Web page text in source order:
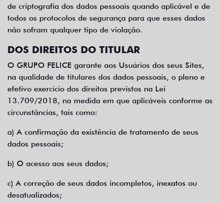
de criptografia dos dados pessoais quando aplicável e de
todos os protocolos de segurança para que esses dados
não sofram qualquer tipo de violação.
DOS DIREITOS DO TITULAR
O GRUPO FELICE garante aos Usuários dos seus Sites,
na qualidade de titulares dos dados pessoais, o pleno e
efetivo exercício dos direitos previstos na Lei
13.709/2018, na medida em que aplicáveis conforme as
circunstâncias, tais como:
a) A confirmação da existência de tratamento de seus
dados pessoais;
b) O acesso aos seus dados;
c) A correção de seus dados incompletos, inexatos ou
desatualizados;